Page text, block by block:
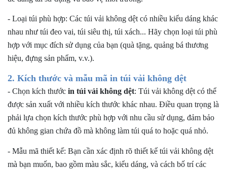
- Loại túi phù hợp: Các túi vải không dệt có nhiều kiểu dáng khác
nhau như túi đeo vai, túi siêu thị, túi xách... Hãy chọn loại túi phù
hợp với mục đích sử dụng của bạn (quà tặng, quảng bá thương
hiệu, đựng sản phẩm, v.v.).
2. Kích thước và mẫu mã in túi vải không dệt
- Chọn kích thước in túi vải không dệt: Túi vải không dệt có thể
được sản xuất với nhiều kích thước khác nhau. Điều quan trọng là
phải lựa chọn kích thước phù hợp với nhu cầu sử dụng, đảm bảo
đủ không gian chứa đồ mà không làm túi quá to hoặc quá nhỏ.
- Mẫu mã thiết kế: Bạn cần xác định rõ thiết kế túi vải không dệt
mà bạn muốn, bao gồm màu sắc, kiểu dáng, và cách bố trí các